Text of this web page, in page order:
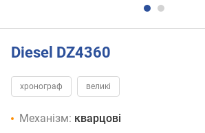
Diesel DZ4360
хронограф великі
Механізм: кварцові